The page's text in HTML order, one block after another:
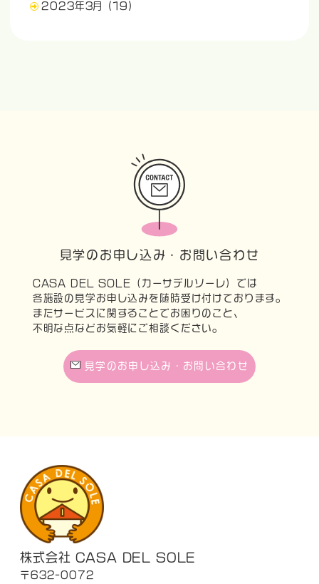
2023年3月
(19)
見学のお申し込み・お問い合わせ
CASA DEL SOLE（カーサデルソーレ）では
各施設の見学お申し込みを随時受け付けております。
またサービスに関することでお困りのこと、
不明な点などお気軽にご相談ください。
見学のお申し込み・お問い合わせ
株式会社 CASA DEL SOLE
〒632-0072